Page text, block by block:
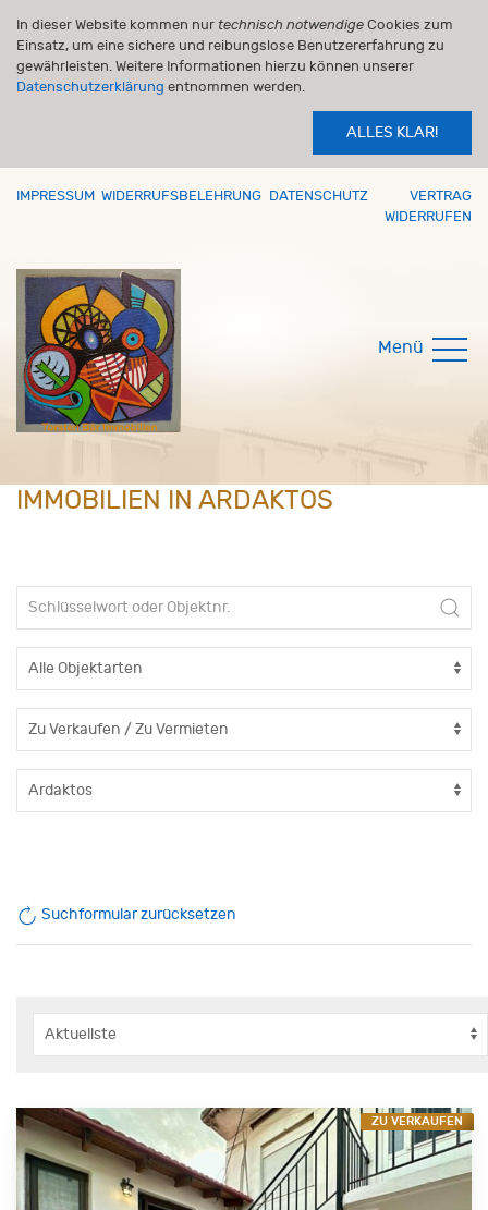
In dieser Website kommen nur technisch notwendige Cookies zum
Einsatz, um eine sichere und reibungslose Benutzererfahrung zu
gewährleisten. Weitere Informationen hierzu können unserer
Datenschutzerklärung entnommen werden.
ALLES KLAR!
IMPRESSUM WIDERRUFSBELEHRUNG DATENSCHUTZ
VERTRAG
WIDERRUFEN
Menü
IMMOBILIEN IN ARDAKTOS
Suchformular zurücksetzen
ZU VERKAUFEN